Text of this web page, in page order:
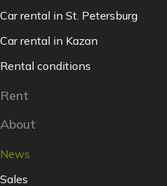
Car rental in St. Petersburg
Car rental in Kazan
Rental conditions
Rent
About
News
Sales